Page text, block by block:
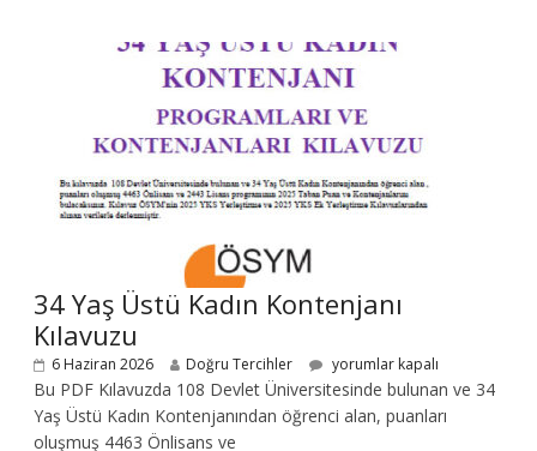
34 Yaş Üstü Kadın Kontenjanı
Kılavuzu
6 Haziran 2026 Doğru Tercihler yorumlar kapalı
Bu PDF Kılavuzda 108 Devlet Üniversitesinde bulunan ve 34
Yaş Üstü Kadın Kontenjanından öğrenci alan, puanları
oluşmuş 4463 Önlisans ve